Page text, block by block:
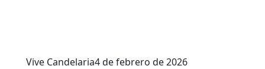
Vive Candelaria4 de febrero de 2026